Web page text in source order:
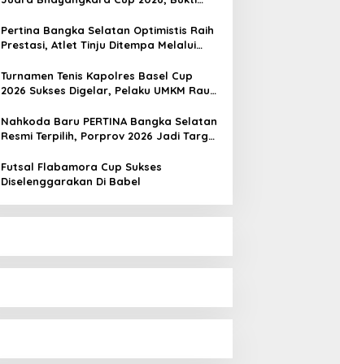
Pertina Bangka Selatan Optimistis Raih
Prestasi, Atlet Tinju Ditempa Melalui
Turnamen Tenis Kapolres Basel Cup
2026 Sukses Digelar, Pelaku UMKM Raup
Nahkoda Baru PERTINA Bangka Selatan
Resmi Terpilih, Porprov 2026 Jadi Target
Futsal Flabamora Cup Sukses
Diselenggarakan Di Babel